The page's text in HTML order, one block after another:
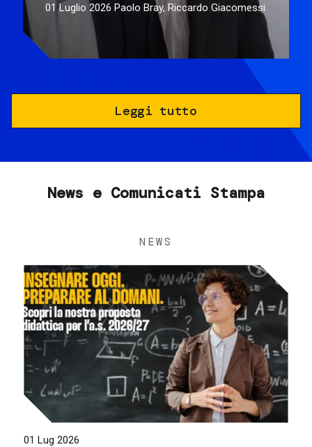
01 Luglio 2026 Paolo Bray, Riccardo Giacomessi
Leggi tutto
News e Comunicati Stampa
NEWS
01 Lug 2026